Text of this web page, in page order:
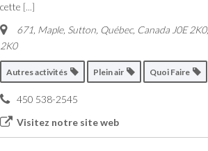
cette [...]
671, Maple, Sutton, Québec, Canada J0E 2K0,
2K0
Autres activités Plein air Quoi Faire
450 538-2545
Visitez notre site web